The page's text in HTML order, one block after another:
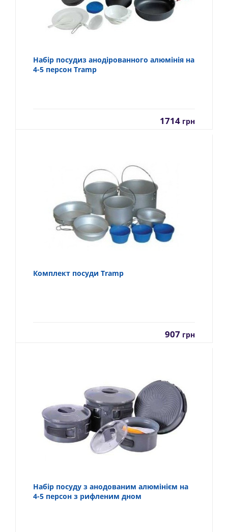
Набір посудиз анодірованного алюмінія на
4-5 персон Tramp
1714 грн
Комплект посуди Tramp
907 грн
Набір посуду з анодованим алюмінієм на
4-5 персон з рифленим дном